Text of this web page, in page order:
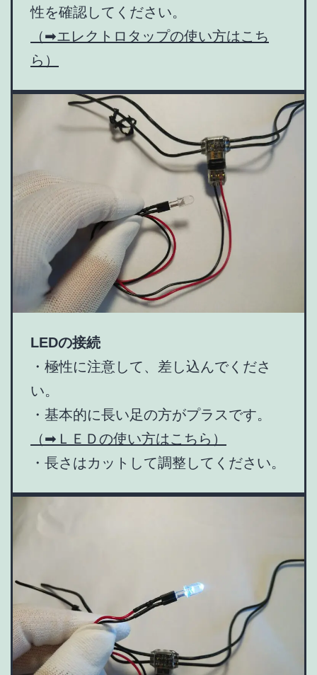
性を確認してください。
（➡エレクトロタップの使い方はこち
ら）
LEDの接続
・極性に注意して、差し込んでくださ
い。
・基本的に長い足の方がプラスです。
（➡ＬＥＤの使い方はこちら）
・長さはカットして調整してください。